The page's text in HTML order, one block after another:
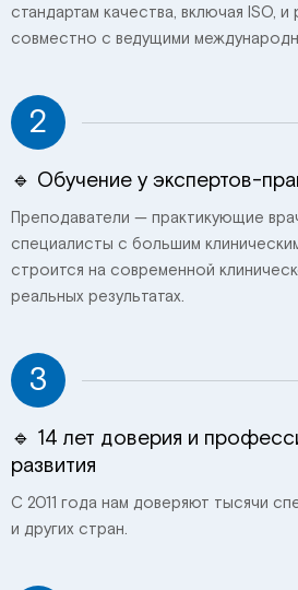
стандартам качества, включая ISO, и
совместно с ведущими
2
🔹 Обучение у экспертов-
Преподаватели — практикующие
специалисты с большим
строится на современной
реальных результатах.
3
🔹 14 лет доверия и
развития
С 2011 года нам доверяют тысячи
и других стран.